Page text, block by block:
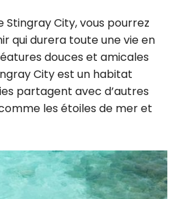
Stingray City, vous pourrez
qui durera toute une vie en
douces et amicales
City est un habitat
partagent avec d’autres
les étoiles de mer et